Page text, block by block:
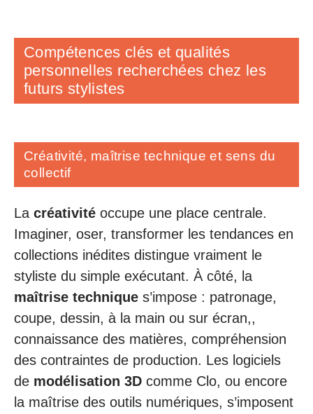
Compétences clés et qualités
personnelles recherchées chez les
futurs stylistes
Créativité, maîtrise technique et sens du
collectif
La créativité occupe une place centrale.
Imaginer, oser, transformer les tendances en
collections inédites distingue vraiment le
styliste du simple exécutant. À côté, la
maîtrise technique s’impose : patronage,
coupe, dessin, à la main ou sur écran,,
connaissance des matières, compréhension
des contraintes de production. Les logiciels
de modélisation 3D comme Clo, ou encore
la maîtrise des outils numériques, s’imposent